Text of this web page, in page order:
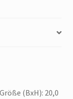
(BxH): 20,0